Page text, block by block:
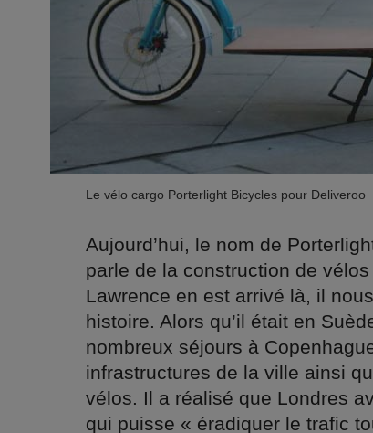
Le vélo cargo Porterlight Bicycles pour Deliveroo
Aujourd’hui, le nom de
parle de la construction de
Lawrence en est arrivé là, il
histoire. Alors qu’il était en
nombreux séjours à
infrastructures de la ville ainsi
vélos. Il a réalisé que Londres
qui puisse « éradiquer le trafic